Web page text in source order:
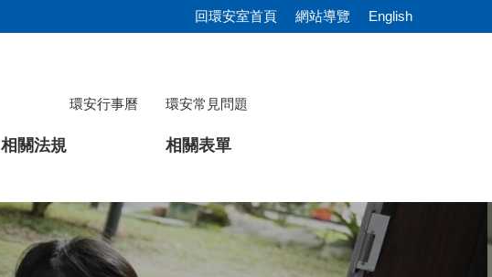
回環安室首頁 網站導覽 English
環安行事曆 環安常見問題
相關法規 相關表單